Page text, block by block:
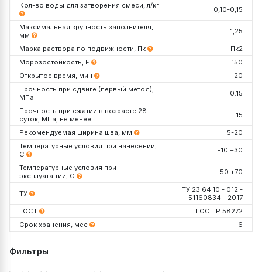
Кол-во воды для затворения смеси, л/кг
0,10-0,15
Максимальная крупность заполнителя,
мм
1,25
Марка раствора по подвижности, Пк
Пк2
Морозостойкость, F
150
Открытое время, мин
20
Прочность при сдвиге (первый метод),
МПа
0.15
Прочность при сжатии в возрасте 28
суток, МПа, не менее
15
Рекомендуемая ширина шва, мм
5-20
Температурные условия при нанесении,
С
-10 +30
Температурные условия при
эксплуатации, С
-50 +70
ТУ
ТУ 23.64.10 - 012 -
51160834 - 2017
ГОСТ
ГОСТ Р 58272
Срок хранения, мес
6
Фильтры